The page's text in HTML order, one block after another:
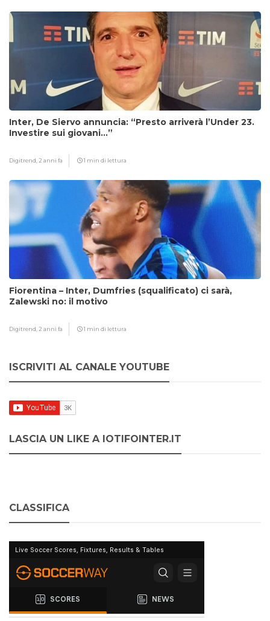
Inter, De Siervo annuncia: “Presto arriverà l’Under 23.
Investire sui giovani…”
Digitrend, 2 anni fa 1 min di lettura
Fiorentina – Inter, Dumfries (squalificato) ci sarà,
Zalewski no: il motivo
Digitrend, 2 anni fa 1 min di lettura
ISCRIVITI AL CANALE YOUTUBE
LASCIA UN LIKE A IOTIFOINTER.IT
CLASSIFICA